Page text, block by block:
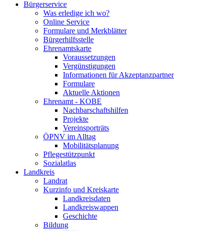
Bürgerservice
Was erledige ich wo?
Online Service
Formulare und Merkblätter
Bürgerhilfsstelle
Ehrenamtskarte
Voraussetzungen
Vergünstigungen
Informationen für Akzeptanzpartner
Formulare
Aktuelle Aktionen
Ehrenamt - KOBE
Nachbarschaftshilfen
Projekte
Vereinsporträts
ÖPNV im Alltag
Mobilitätsplanung
Pflegestützpunkt
Sozialatlas
Landkreis
Landrat
Kurzinfo und Kreiskarte
Landkreisdaten
Landkreiswappen
Geschichte
Bildung